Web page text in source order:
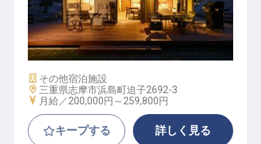
洋食調理
施設業態
その他宿泊施設
勤務地
三重県志摩市浜島町迫子2692-3
給与
月給／200,000円～ 259,800円
キープする 詳しく見る